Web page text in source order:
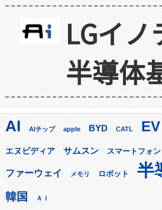
LGイ
半導体
AI AIチップ apple BYD CATL EV
エヌビディア サムスン スマートフォン
ファーウェイ メモリ ロボット 半
韓国 ＡＩ